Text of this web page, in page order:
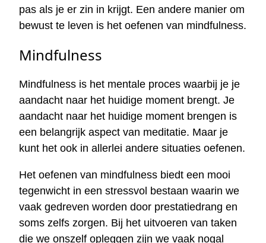
pas als je er zin in krijgt. Een andere manier om
bewust te leven is het oefenen van mindfulness.
Mindfulness
Mindfulness is het mentale proces waarbij je je
aandacht naar het huidige moment brengt. Je
aandacht naar het huidige moment brengen is
een belangrijk aspect van meditatie. Maar je
kunt het ook in allerlei andere situaties oefenen.
Het oefenen van mindfulness biedt een mooi
tegenwicht in een stressvol bestaan waarin we
vaak gedreven worden door prestatiedrang en
soms zelfs zorgen. Bij het uitvoeren van taken
die we onszelf opleggen zijn we vaak nogal